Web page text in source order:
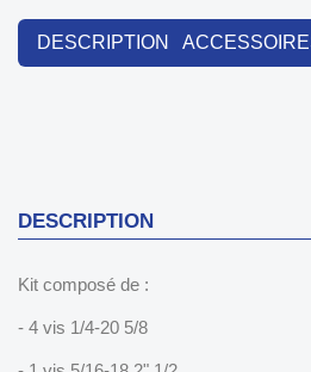
DESCRIPTION
DESCRIPTION
Kit composé de :
- 4 vis 1/4-20 5/8